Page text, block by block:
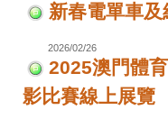
新春電單車
2026/02/26
2025澳門體
影比賽線上展覽